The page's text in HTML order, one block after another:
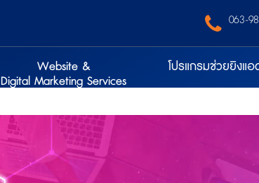
063-
Website &
Digital Marketing Services
โปรแกรมช่วยยิงแอ